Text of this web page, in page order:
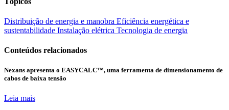
Distribuição de energia e manobra Eficiência energética e
sustentabilidade Instalação elétrica Tecnologia de energia
Conteúdos relacionados
Nexans apresenta o EASYCALC™, uma ferramenta de dimensionamento de
cabos de baixa tensão
Leia mais